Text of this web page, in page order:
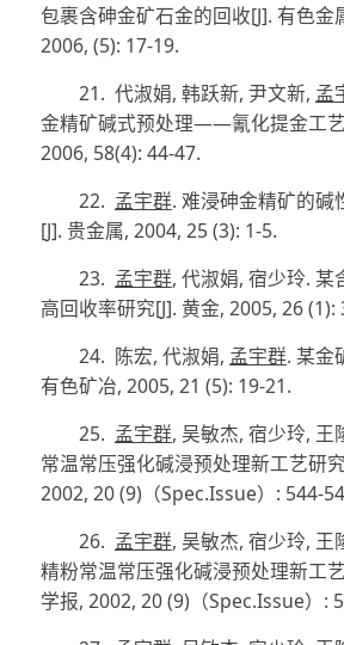
包裹含砷金矿石金的回收[J]. 有色金
2006, (5): 17-19.
21. 代淑娟, 韩跃新, 尹文新, 孟
金精矿碱式预处理——氰化提金工艺
2006, 58(4): 44-47.
22. 孟宇群. 难浸砷金精矿的碱
[J]. 贵金属, 2004, 25 (3): 1-5.
23. 孟宇群, 代淑娟, 宿少玲. 某
高回收率研究[J]. 黄金, 2005, 26 (1):
24. 陈宏, 代淑娟, 孟宇群. 某金
有色矿冶, 2005, 21 (5): 19-21.
25. 孟宇群, 吴敏杰, 宿少玲, 王
常温常压强化碱浸预处理新工艺研究
2002, 20 (9) （Spec.Issue） : 544-
26. 孟宇群, 吴敏杰, 宿少玲, 王
精粉常温常压强化碱浸预处理新工
学报, 2002, 20 (9) （Spec.Issue） :